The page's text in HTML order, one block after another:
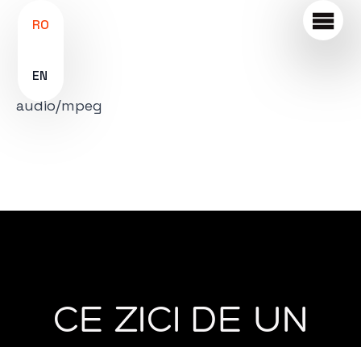
RO
EN
audio/mpeg
CE ZICI DE UN